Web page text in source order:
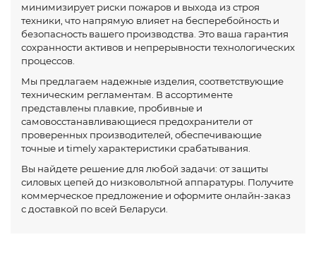
минимизирует риски пожаров и выхода из строя
техники, что напрямую влияет на бесперебойность и
безопасность вашего производства. Это ваша гарантия
сохранности активов и непрерывности технологических
процессов.
Мы предлагаем надежные изделия, соответствующие
техническим регламентам. В ассортименте
представлены плавкие, пробивные и
самовосстанавливающиеся предохранители от
проверенных производителей, обеспечивающие
точные и timely характеристики срабатывания.
Вы найдете решение для любой задачи: от защиты
силовых цепей до низковольтной аппаратуры. Получите
коммерческое предложение и оформите онлайн-заказ
с доставкой по всей Беларуси.